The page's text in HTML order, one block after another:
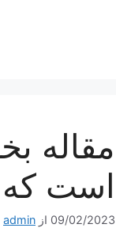
مقاله
است
09/02/2023 از admin